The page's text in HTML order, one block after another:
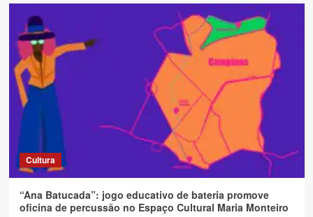
Cultura
“Ana Batucada”: jogo educativo de bateria promove
oficina de percussão no Espaço Cultural Maria Monteiro